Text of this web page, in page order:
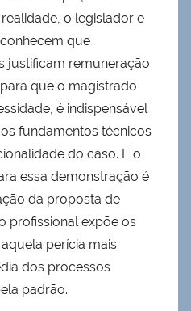
o legislador e
que
justificam remuneração
que o magistrado
é indispensável
fundamentos técnicos
do caso. E o
essa demonstração é
da proposta de
profissional expõe os
perícia mais
dos processos
padrão.